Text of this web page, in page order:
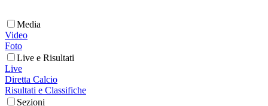
Media
Video
Foto
Live e Risultati
Live
Diretta Calcio
Risultati e Classifiche
Sezioni